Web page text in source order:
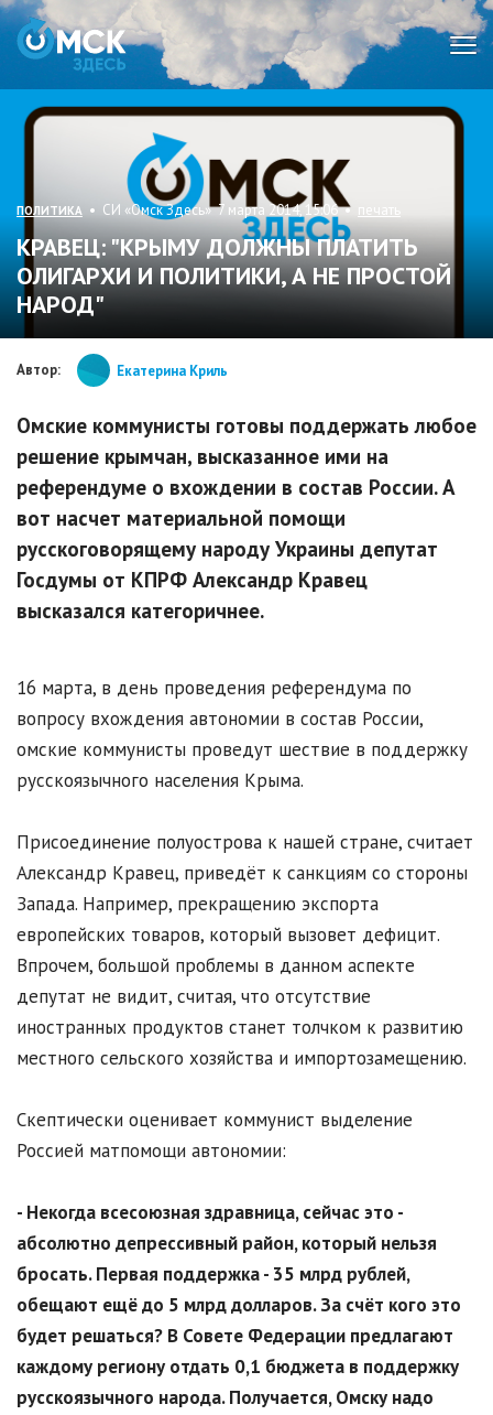
ПОЛИТИКА • СИ «Омск Здесь» 7 марта 2014, 15:06 • печать
КРАВЕЦ: "КРЫМУ ДОЛЖНЫ ПЛАТИТЬ
ОЛИГАРХИ И ПОЛИТИКИ, А НЕ ПРОСТОЙ
НАРОД"
Автор: Екатерина Криль
Омские коммунисты готовы поддержать любое
решение крымчан, высказанное ими на
референдуме о вхождении в состав России. А
вот насчет материальной помощи
русскоговорящему народу Украины депутат
Госдумы от КПРФ Александр Кравец
высказался категоричнее.
16 марта, в день проведения референдума по
вопросу вхождения автономии в состав России,
омские коммунисты проведут шествие в поддержку
русскоязычного населения Крыма.
Присоединение полуострова к нашей стране, считает
Александр Кравец, приведёт к санкциям со стороны
Запада. Например, прекращению экспорта
европейских товаров, который вызовет дефицит.
Впрочем, большой проблемы в данном аспекте
депутат не видит, считая, что отсутствие
иностранных продуктов станет толчком к развитию
местного сельского хозяйства и импортозамещению.
Скептически оценивает коммунист выделение
Россией матпомощи автономии:
- Некогда всесоюзная здравница, сейчас это -
абсолютно депрессивный район, который нельзя
бросать. Первая поддержка - 35 млрд рублей,
обещают ещё до 5 млрд долларов. За счёт кого это
будет решаться? В Совете Федерации предлагают
каждому региону отдать 0,1 бюджета в поддержку
русскоязычного народа. Получается, Омску надо